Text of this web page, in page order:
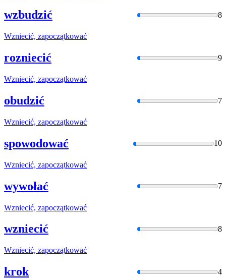
wzbudzić 8
Wzniecić, zapoczątkować
rozniecić 9
Wzniecić, zapoczątkować
obudzić 7
Wzniecić, zapoczątkować
spowodować 10
Wzniecić, zapoczątkować
wywołać 7
Wzniecić, zapoczątkować
wzniecić 8
Wzniecić, zapoczątkować
krok 4